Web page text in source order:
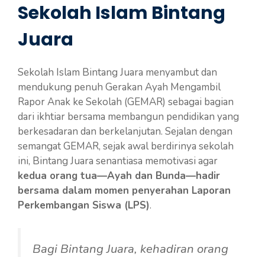
Sekolah Islam Bintang
Juara
Sekolah Islam Bintang Juara menyambut dan
mendukung penuh Gerakan Ayah Mengambil
Rapor Anak ke Sekolah (GEMAR) sebagai bagian
dari ikhtiar bersama membangun pendidikan yang
berkesadaran dan berkelanjutan. Sejalan dengan
semangat GEMAR, sejak awal berdirinya sekolah
ini, Bintang Juara senantiasa memotivasi agar
kedua orang tua—Ayah dan Bunda—hadir
bersama dalam momen penyerahan Laporan
Perkembangan Siswa (LPS).
Bagi Bintang Juara, kehadiran orang